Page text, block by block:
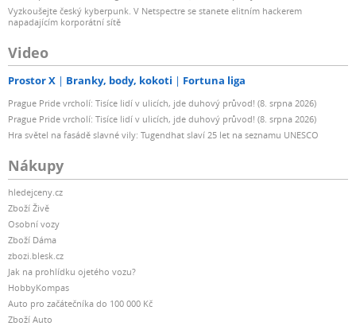
Vyzkoušejte český kyberpunk. V Netspectre se stanete elitním hackerem
napadajícím korporátní sítě
Video
Prostor X Branky, body, kokoti Fortuna liga
Prague Pride vrcholí: Tisíce lidí v ulicích, jde duhový průvod! (8. srpna 2026)
Prague Pride vrcholí: Tisíce lidí v ulicích, jde duhový průvod! (8. srpna 2026)
Hra světel na fasádě slavné vily: Tugendhat slaví 25 let na seznamu UNESCO
Nákupy
hledejceny.cz
Zboží Živě
Osobní vozy
Zboží Dáma
zbozi.blesk.cz
Jak na prohlídku ojetého vozu?
HobbyKompas
Auto pro začátečníka do 100 000 Kč
Zboží Auto